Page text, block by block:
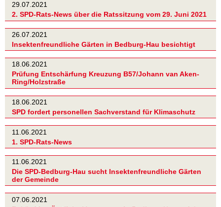
29.07.2021
2. SPD-Rats-News über die Ratssitzung vom 29. Juni 2021
26.07.2021
Insektenfreundliche Gärten in Bedburg-Hau besichtigt
18.06.2021
Prüfung Entschärfung Kreuzung B57/Johann van Aken-
Ring/Holzstraße
18.06.2021
SPD fordert personellen Sachverstand für Klimaschutz
11.06.2021
1. SPD-Rats-News
11.06.2021
Die SPD-Bedburg-Hau sucht Insektenfreundliche Gärten
der Gemeinde
07.06.2021